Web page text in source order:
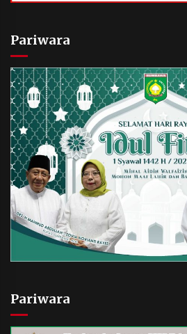
Pariwara
Pariwara